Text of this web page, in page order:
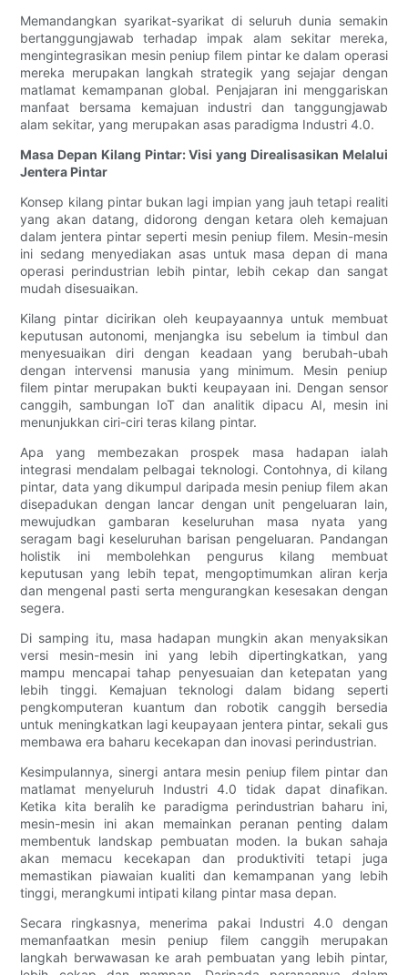
Memandangkan syarikat-syarikat di seluruh dunia semakin
bertanggungjawab terhadap impak alam sekitar mereka,
mengintegrasikan mesin peniup filem pintar ke dalam operasi
mereka merupakan langkah strategik yang sejajar dengan
matlamat kemampanan global. Penjajaran ini menggariskan
manfaat bersama kemajuan industri dan tanggungjawab
alam sekitar, yang merupakan asas paradigma Industri 4.0.
Masa Depan Kilang Pintar: Visi yang Direalisasikan Melalui
Jentera Pintar
Konsep kilang pintar bukan lagi impian yang jauh tetapi realiti
yang akan datang, didorong dengan ketara oleh kemajuan
dalam jentera pintar seperti mesin peniup filem. Mesin-mesin
ini sedang menyediakan asas untuk masa depan di mana
operasi perindustrian lebih pintar, lebih cekap dan sangat
mudah disesuaikan.
Kilang pintar dicirikan oleh keupayaannya untuk membuat
keputusan autonomi, menjangka isu sebelum ia timbul dan
menyesuaikan diri dengan keadaan yang berubah-ubah
dengan intervensi manusia yang minimum. Mesin peniup
filem pintar merupakan bukti keupayaan ini. Dengan sensor
canggih, sambungan IoT dan analitik dipacu AI, mesin ini
menunjukkan ciri-ciri teras kilang pintar.
Apa yang membezakan prospek masa hadapan ialah
integrasi mendalam pelbagai teknologi. Contohnya, di kilang
pintar, data yang dikumpul daripada mesin peniup filem akan
disepadukan dengan lancar dengan unit pengeluaran lain,
mewujudkan gambaran keseluruhan masa nyata yang
seragam bagi keseluruhan barisan pengeluaran. Pandangan
holistik ini membolehkan pengurus kilang membuat
keputusan yang lebih tepat, mengoptimumkan aliran kerja
dan mengenal pasti serta mengurangkan kesesakan dengan
segera.
Di samping itu, masa hadapan mungkin akan menyaksikan
versi mesin-mesin ini yang lebih dipertingkatkan, yang
mampu mencapai tahap penyesuaian dan ketepatan yang
lebih tinggi. Kemajuan teknologi dalam bidang seperti
pengkomputeran kuantum dan robotik canggih bersedia
untuk meningkatkan lagi keupayaan jentera pintar, sekali gus
membawa era baharu kecekapan dan inovasi perindustrian.
Kesimpulannya, sinergi antara mesin peniup filem pintar dan
matlamat menyeluruh Industri 4.0 tidak dapat dinafikan.
Ketika kita beralih ke paradigma perindustrian baharu ini,
mesin-mesin ini akan memainkan peranan penting dalam
membentuk landskap pembuatan moden. Ia bukan sahaja
akan memacu kecekapan dan produktiviti tetapi juga
memastikan piawaian kualiti dan kemampanan yang lebih
tinggi, merangkumi intipati kilang pintar masa depan.
Secara ringkasnya, menerima pakai Industri 4.0 dengan
memanfaatkan mesin peniup filem canggih merupakan
langkah berwawasan ke arah pembuatan yang lebih pintar,